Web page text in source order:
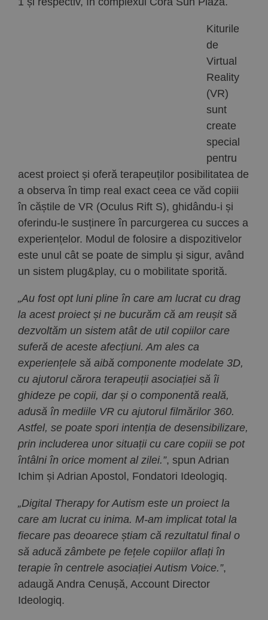
Kiturile
de
Virtual
Reality
(VR)
sunt
create
special
pentru
acest proiect și oferă terapeuților posibilitatea de
a observa în timp real exact ceea ce văd copiii
în căștile de VR (Oculus Rift S), ghidându-i și
oferindu-le susținere în parcurgerea cu succes a
experiențelor. Modul de folosire a dispozitivelor
este unul cât se poate de simplu și sigur, având
un sistem plug&play, cu o mobilitate sporită.
„Au fost opt luni pline în care am lucrat cu drag
la acest proiect și ne bucurăm că am reușit să
dezvoltăm un sistem atât de util copiilor care
suferă de aceste afecțiuni. Am ales ca
experiențele să aibă componente modelate 3D,
cu ajutorul cărora terapeuții asociației să îi
ghideze pe copii, dar și o componentă reală,
adusă în mediile VR cu ajutorul filmărilor 360.
Astfel, se poate spori intenția de desensibilizare,
prin includerea unor situații cu care copiii se pot
întâlni în orice moment al zilei.”, spun Adrian
Ichim și Adrian Apostol, Fondatori Ideologiq.
„Digital Therapy for Autism este un proiect la
care am lucrat cu inima. M-am implicat total la
fiecare pas deoarece știam că rezultatul final o
să aducă zâmbete pe fețele copiilor aflați în
terapie în centrele asociației Autism Voice.”,
adaugă Andra Cenușă, Account Director
Ideologiq.